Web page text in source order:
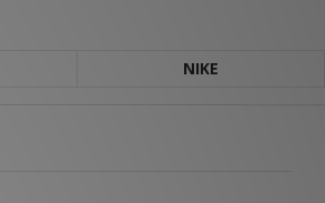
NIKE